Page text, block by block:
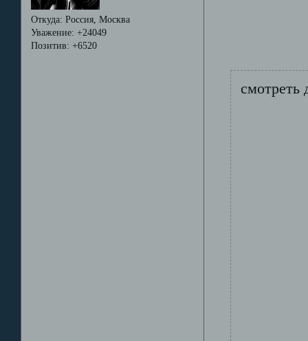
Откуда: Россия, Москва
Уважение: +24049
Позитив: +6520
смотреть